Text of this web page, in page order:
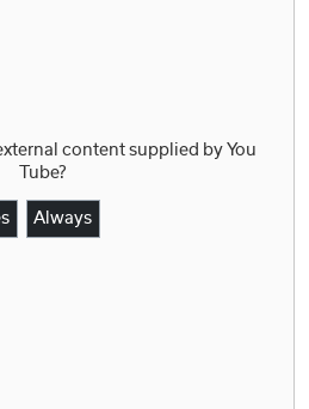
content supplied by You
Tube?
Always